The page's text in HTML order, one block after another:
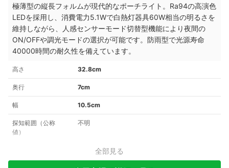
極薄型の縦長フォルムが現代的なポーチライト。Ra94の高演色
LEDを採用し、消費電力5.1Wで白熱灯器具60W相当の明るさを
維持しながら、人感センサーモード切替型機能により夜間の
ON/OFFや調光モードの選択が可能です。防雨型で光源寿命
40000時間の耐久性を備えています。
高さ 32.8cm
奥行 7cm
幅 10.5cm
探知範囲（公称
値）
不明
全部見る